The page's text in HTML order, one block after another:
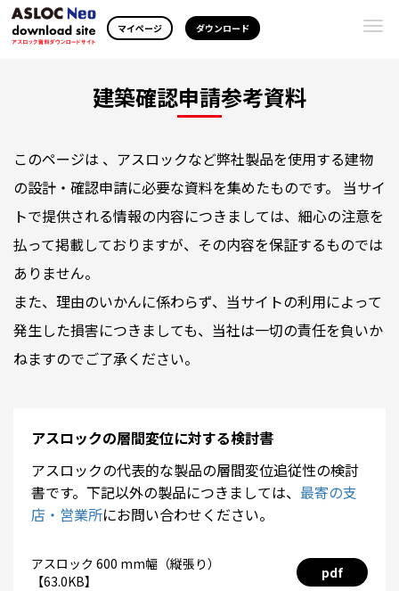
マイページ ダウンロード
建築確認申請参考資料
このページは 、アスロックなど弊社製品を使用する建物
の設計・確認申請に必要な資料を集めたものです。 当サイ
トで提供される情報の内容につきましては、細心の注意を
払って掲載しておりますが、その内容を保証するものでは
ありません。
また、理由のいかんに係わらず、当サイトの利用によって
発生した損害につきましても、当社は一切の責任を負いか
ねますのでご了承ください。
アスロックの層間変位に対する検討書
アスロックの代表的な製品の層間変位追従性の検討
書です。下記以外の製品につきましては、 最寄の支
店・営業所にお問い合わせください。
アスロック 600 mm幅（縦張り）
【63.0KB】
pdf